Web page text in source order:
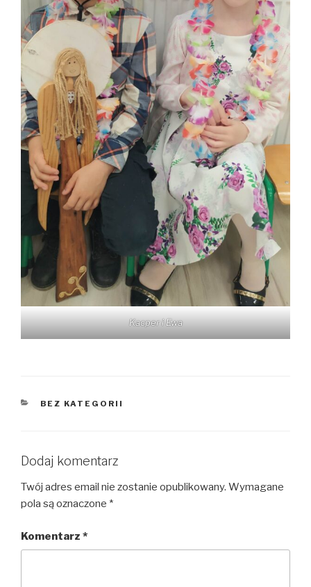
Kacper i Ewa
KATEGORIE
BEZ KATEGORII
Dodaj komentarz
Twój adres email nie zostanie opublikowany. Wymagane
pola są oznaczone *
Komentarz *